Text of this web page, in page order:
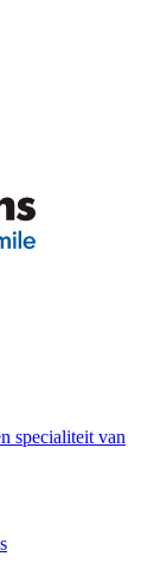
specialiteit van